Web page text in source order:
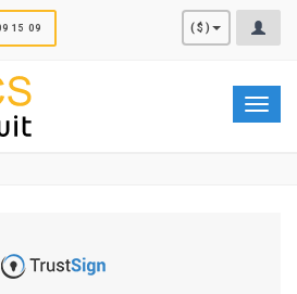
15 09 ($)